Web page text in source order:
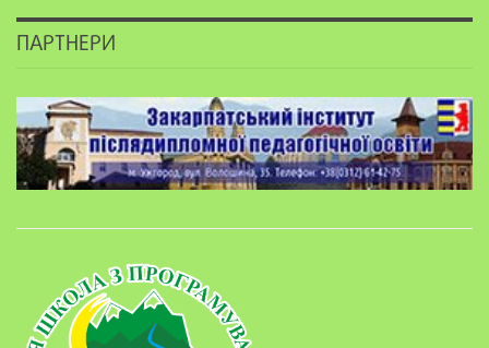
ПАРТНЕРИ